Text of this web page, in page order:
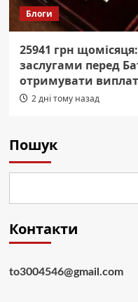
Блоги
25941 грн
заслугами перед
отримувати
2 дні тому назад
Пошук
Контакти
to3004546@gmail.com